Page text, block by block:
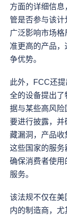
方面的详细信
管是否参与该
广泛影响市场
准更高的产品
争优势。
此外，FCC还
全的设备提出
据与某些高风险
要进行披露，并
藏漏洞，产品
这些国家的服务
确保消费者使
服务。
该法规不仅在美
内的制造商，